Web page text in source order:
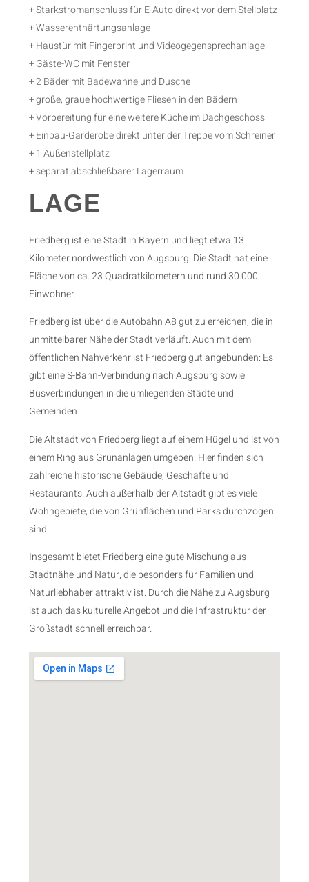
+ Starkstromanschluss für E-Auto direkt vor dem Stellplatz
+ Wasserenthärtungsanlage
+ Haustür mit Fingerprint und Videogegensprechanlage
+ Gäste-WC mit Fenster
+ 2 Bäder mit Badewanne und Dusche
+ große, graue hochwertige Fliesen in den Bädern
+ Vorbereitung für eine weitere Küche im Dachgeschoss
+ Einbau-Garderobe direkt unter der Treppe vom Schreiner
+ 1 Außenstellplatz
+ separat abschließbarer Lagerraum
LAGE
Friedberg ist eine Stadt in Bayern und liegt etwa 13
Kilometer nordwestlich von Augsburg. Die Stadt hat eine
Fläche von ca. 23 Quadratkilometern und rund 30.000
Einwohner.
Friedberg ist über die Autobahn A8 gut zu erreichen, die in
unmittelbarer Nähe der Stadt verläuft. Auch mit dem
öffentlichen Nahverkehr ist Friedberg gut angebunden: Es
gibt eine S-Bahn-Verbindung nach Augsburg sowie
Busverbindungen in die umliegenden Städte und
Gemeinden.
Die Altstadt von Friedberg liegt auf einem Hügel und ist von
einem Ring aus Grünanlagen umgeben. Hier finden sich
zahlreiche historische Gebäude, Geschäfte und
Restaurants. Auch außerhalb der Altstadt gibt es viele
Wohngebiete, die von Grünflächen und Parks durchzogen
sind.
Insgesamt bietet Friedberg eine gute Mischung aus
Stadtnähe und Natur, die besonders für Familien und
Naturliebhaber attraktiv ist. Durch die Nähe zu Augsburg
ist auch das kulturelle Angebot und die Infrastruktur der
Großstadt schnell erreichbar.